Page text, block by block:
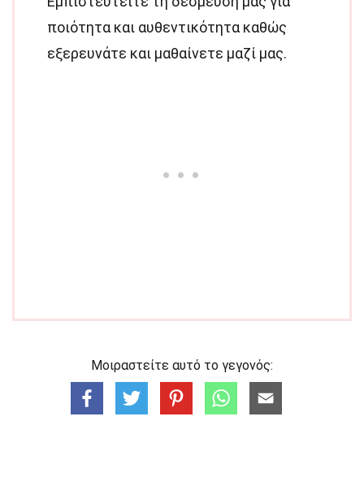
ποιότητα και αυθεντικότητα καθώς
εξερευνάτε και μαθαίνετε μαζί μας.
Μοιραστείτε αυτό το γεγονός: